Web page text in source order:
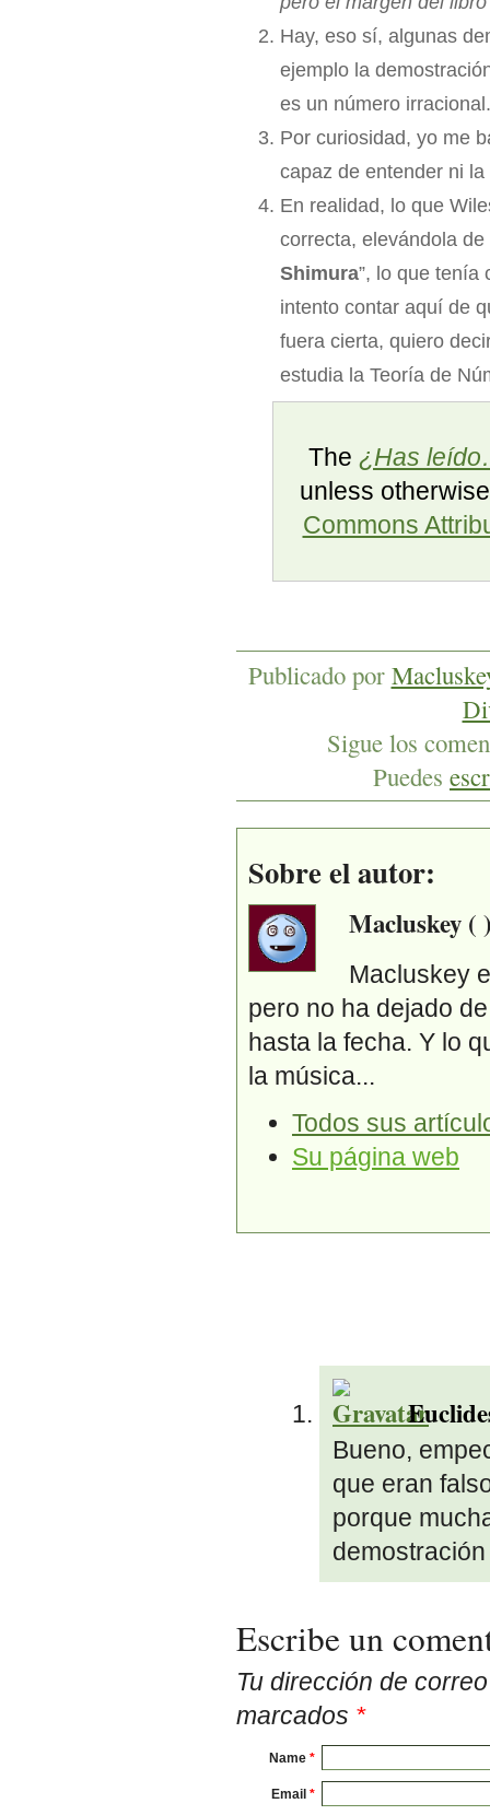
Hay, eso sí, algunas
ejemplo la
es un número
Por curiosidad, yo me
capaz de entender ni
En realidad, lo que
correcta, elevándola
Shimura”, lo que tenía
intento contar aquí de
fuera cierta, quiero
estudia la Teoría de
The ¿Has
unless
Commons
Publicado por
Sigue los
Puedes
Sobre el autor:
Macluskey (
Macluskey
pero no ha dejado
hasta la fecha. Y lo
la música...
Todos sus
Su página web
Bueno,
que eran
porque
Escribe un
Tu dirección de
marcados *
Name *
Email *